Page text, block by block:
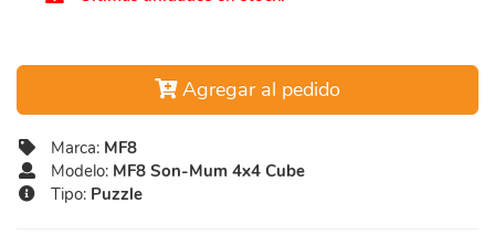
Agregar al pedido
Marca: MF8
Modelo: MF8 Son-Mum 4x4 Cube
Tipo: Puzzle